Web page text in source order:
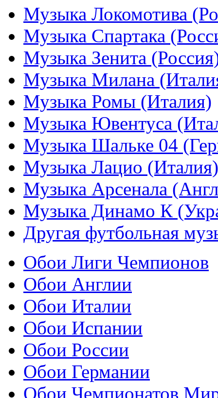
Музыка Локомотива
Музыка Спартака
Музыка Зенита
Музыка Милана
Музыка Ромы (Италия)
Музыка Ювентуса
Музыка Шальке 04
Музыка Лацио (Италия)
Музыка Арсенала
Музыка Динамо К
Другая футбольная
Обои Лиги Чемпионов
Обои Англии
Обои Италии
Обои Испании
Обои России
Обои Германии
Обои Чемпионатов